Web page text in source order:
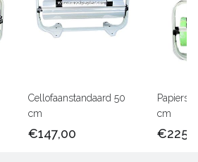
Cellofaanstandaard 50
cm
€147,00
cm